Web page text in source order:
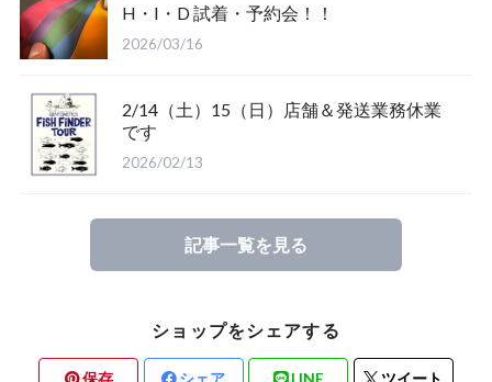
Glove
H・I・D 試着・予約会！！
2026/03/16
2/14（土）15（日）店舗＆発送業務休業
です
2026/02/13
記事一覧を見る
ショップをシェアする